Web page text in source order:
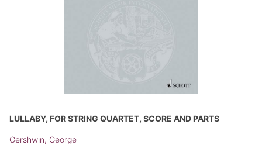
LULLABY, FOR STRING QUARTET, SCORE AND PARTS
Gershwin, George